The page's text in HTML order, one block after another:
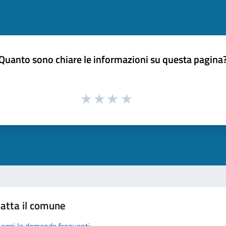
sono chiare le informazioni su questa
il comune